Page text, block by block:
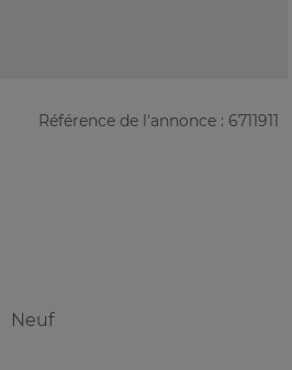
Référence de l'annonce : 6711911
Neuf